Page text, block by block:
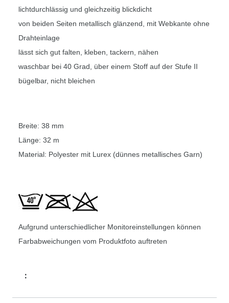
lichtdurchlässig und gleichzeitig blickdicht
von beiden Seiten metallisch glänzend, mit Webkante ohne
Drahteinlage
lässt sich gut falten, kleben, tackern, nähen
waschbar bei 40 Grad, über einem Stoff auf der Stufe II
bügelbar, nicht bleichen
Breite: 38 mm
Länge: 32 m
Material: Polyester mit Lurex (dünnes metallisches Garn)
Aufgrund unterschiedlicher Monitoreinstellungen können
Farbabweichungen vom Produktfoto auftreten
: